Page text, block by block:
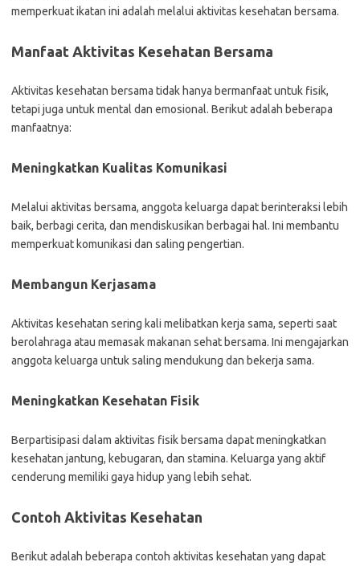
memperkuat ikatan ini adalah melalui aktivitas kesehatan bersama.
Manfaat Aktivitas Kesehatan Bersama
Aktivitas kesehatan bersama tidak hanya bermanfaat untuk fisik,
tetapi juga untuk mental dan emosional. Berikut adalah beberapa
manfaatnya:
Meningkatkan Kualitas Komunikasi
Melalui aktivitas bersama, anggota keluarga dapat berinteraksi lebih
baik, berbagi cerita, dan mendiskusikan berbagai hal. Ini membantu
memperkuat komunikasi dan saling pengertian.
Membangun Kerjasama
Aktivitas kesehatan sering kali melibatkan kerja sama, seperti saat
berolahraga atau memasak makanan sehat bersama. Ini mengajarkan
anggota keluarga untuk saling mendukung dan bekerja sama.
Meningkatkan Kesehatan Fisik
Berpartisipasi dalam aktivitas fisik bersama dapat meningkatkan
kesehatan jantung, kebugaran, dan stamina. Keluarga yang aktif
cenderung memiliki gaya hidup yang lebih sehat.
Contoh Aktivitas Kesehatan
Berikut adalah beberapa contoh aktivitas kesehatan yang dapat